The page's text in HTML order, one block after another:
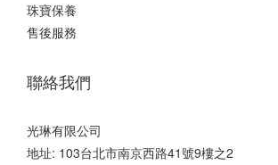
珠寶保養
售後服務
聯絡我們
光琳有限公司
地址: 103台北市南京西路41號9樓之2